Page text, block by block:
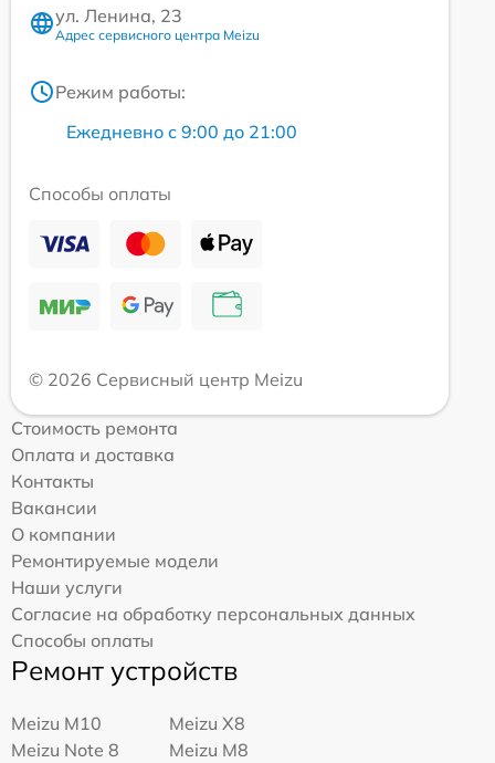
ул. Ленина, 23
Адрес сервисного центра Meizu
Режим работы:
Ежедневно с 9:00 до 21:00
Способы оплаты
© 2026 Сервисный центр Meizu
Стоимость ремонта
Оплата и доставка
Контакты
Вакансии
О компании
Ремонтируемые модели
Наши услуги
Согласие на обработку персональных данных
Способы оплаты
Ремонт устройств
Meizu M10
Meizu X8
Meizu Note 8
Meizu M8